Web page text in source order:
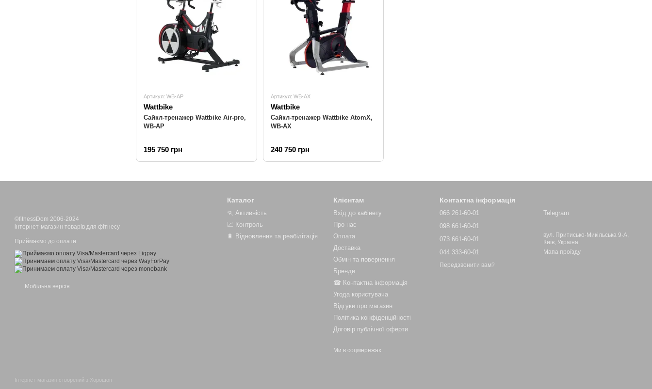
його команди створити ідеальний інструмент для тренувань. У 2000 році, об'єднавши зусилля з
федерацією, що виховала не одне покоління олімпійських медалістів, — вони заклали фундамент майбутнього.
Їхньою метою було створити тренажер, який би з неперевершеною точністю імітував відчуття від справжньої
шосейної гонки та надавав дані, здатні кардинально змінити підхід до тренувань.
Інновації, які ви відчуваєте з кожним обертом педалей
Сьогодні, під керівництвом генерального директора
Нювенхойса
та співпраці з провідними спортсменами та вченими.
Відчуйте реалістичний опір та інерцію, як на справжній дорозі, завдяки унікальній
Аналітика на рівні профі:Фірмовий додаток Wattbike Hub аналізує вашу техніку та допомагає працювати
Ваш шлях до вершини починається тут
Wattbike — офіційний вибір олімпійських збірних, елітних спортивних клубів та тисяч атлетів, які не погоджуються
на компроміси. Приєднуйтесь до спільноти переможців.
Оберіть свій Wattbike у нашому каталозі та почніть свою трансформацію вже сьогодні!
Артикул: WB-AP
Wattbike
Сайкл-тренажер Wattbike Air-pro,
WB-AP
195 750 грн
Артикул: WB-AX
Wattbike
Сайкл-тренажер Wattbike AtomX,
WB-AX
240 750 грн
©fitnessDom 2006-2024
інтернет-магазин товарів для фітнесу
Приймаємо до оплати
Мобільна версія
Інтернет-магазин створений з Хорошоп
Каталог
🏃 Активність
📈 Контроль
🔋 Відновлення та реабілітація
Клієнтам
Вхід до кабінету
Про нас
Оплата
Доставка
Обмін та повернення
Бренди
☎ Контактна інформація
Угода користувача
Відгуки про магазин
Політика конфіденційності
Договір публічної оферти
Ми в соцмережах
Контактна інформація
066 261-60-01
098 661-60-01
073 661-60-01
044 333-60-01
Передзвонити вам?
Telegram
вул. Притисько-Микільська 9-А,
Київ, Україна
Мапа проїзду